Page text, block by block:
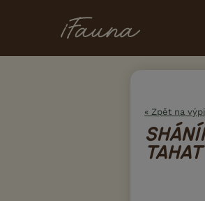
« Zpět na